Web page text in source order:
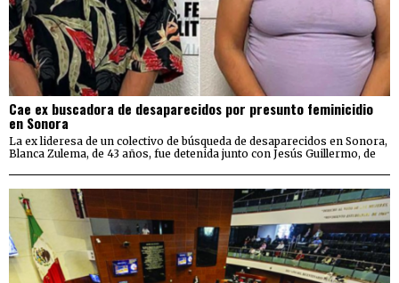
Cae ex buscadora de desaparecidos por presunto feminicidio
en Sonora
La ex lideresa de un colectivo de búsqueda de desaparecidos en Sonora,
Blanca Zulema, de 43 años, fue detenida junto con Jesús Guillermo, de